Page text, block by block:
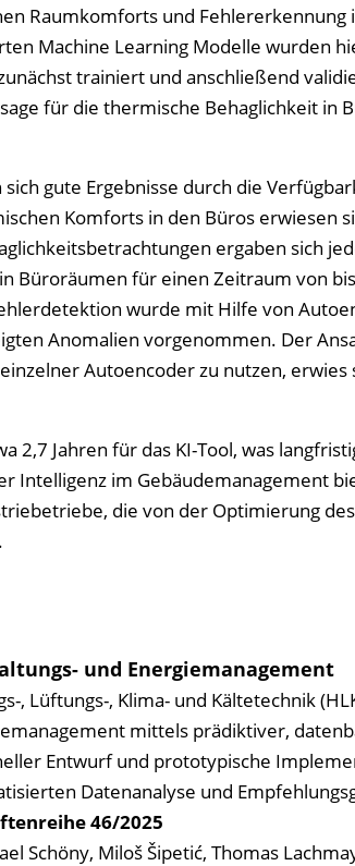
Raumkomforts und Fehlererkennung
Machine Learning Modelle wurden
trainiert und anschließend
für die thermische Behaglichkeit in
gute Ergebnisse durch die
Komforts in den Büros erwiesen
ergaben sich
Büroräumen für einen Zeitraum von
wurde mit Hilfe von
Anomalien vorgenommen. Der
Autoencoder zu nutzen, erwies
2,7 Jahren für das KI-Tool, was
Intelligenz im Gebäudemanagement
die von der Optimierung des
und Energiemanagement
Lüftungs-, Klima- und Kälte­technik
mittels prädiktiver,
Entwurf und prototypische
Datenanalyse und
46/2025
Schöny, Miloš Šipetić, Thomas